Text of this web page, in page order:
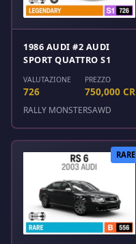
1986 AUDI #2 AUDI
SPORT QUATTRO S1
VALUTAZIONE
726
PREZZO
750,000 CR
RALLY MONSTERSAWD
RARE